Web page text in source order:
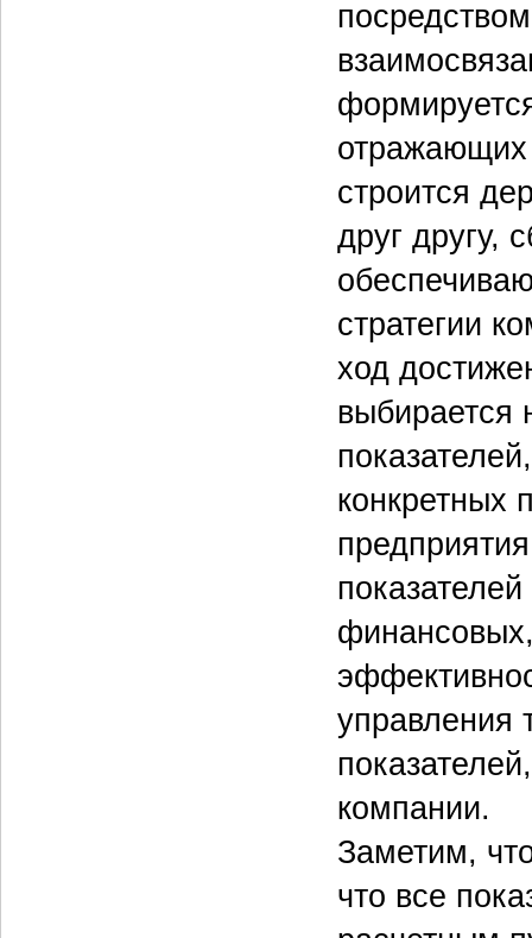
отражающих
строится
друг другу,
стратегии
ход
выбирается
конкретных
управления
компании.
Заметим,
что все